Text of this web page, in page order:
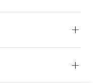
base de 110 ºC, sin vapor.
causar daño irreversible.
TEXTIL PROFESIONAL: No
a la sombra. OTROS: No